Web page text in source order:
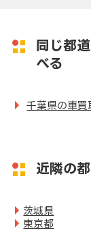
同じ都
べる
千葉県の車買
近隣の
茨城県
東京都